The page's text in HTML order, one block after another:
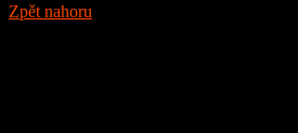
Zpět nahoru